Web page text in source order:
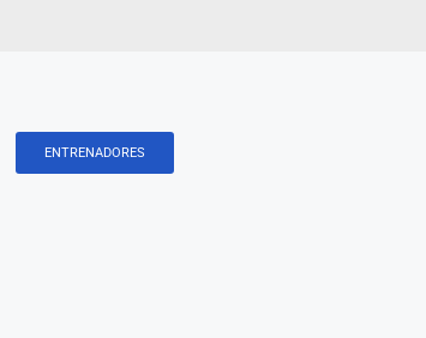
ENTRENADORES